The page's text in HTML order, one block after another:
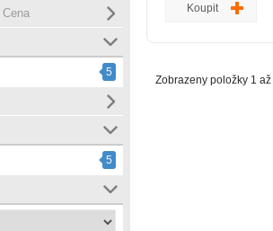
Cena
5
5
Coolmax Pro z vnitřní
perforované části z
Koupit
Zobrazeny položky 1